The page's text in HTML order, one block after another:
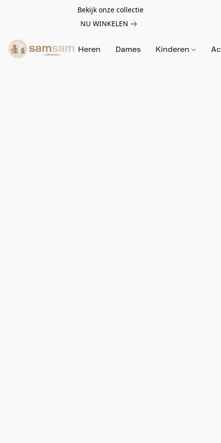
Bekijk onze collectie
NU WINKELEN
Heren Dames Kinderen